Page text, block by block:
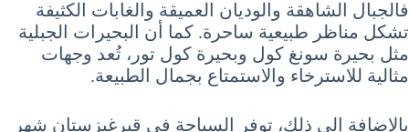
فالجبال الشاهقة والوديان العميقة والغابات الكثيفة
تشكل مناظر طبيعية ساحرة. كما أن البحيرات الجبلية
مثل بحيرة سونغ كول وبحيرة كول تور، تُعد وجهات
مثالية للاسترخاء والاستمتاع بجمال الطبيعة.
بالإضافة إلى ذلك، توفر السياحة في قيرغيزستان شهر